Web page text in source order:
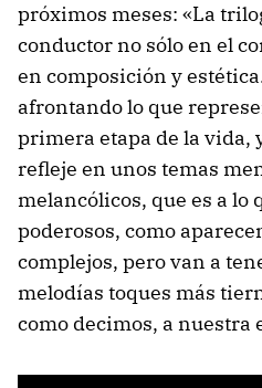
próximos meses: «La
conductor no sólo en el
en composición y
afrontando lo que
primera etapa de la vida,
refleje en unos temas
melancólicos, que es a lo
poderosos, como
complejos, pero van a
melodías toques más
como decimos, a nuestra